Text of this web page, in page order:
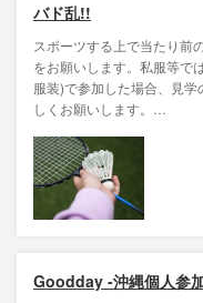
バド乱!!
スポーツする上で当たり前
をお願いします。私服等で
服装)で参加した場合、見
しくお願いします。…
Goodday -沖縄個人参